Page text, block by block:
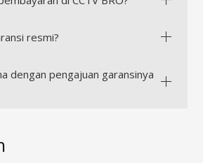
resmi?
dengan pengajuan garansinya